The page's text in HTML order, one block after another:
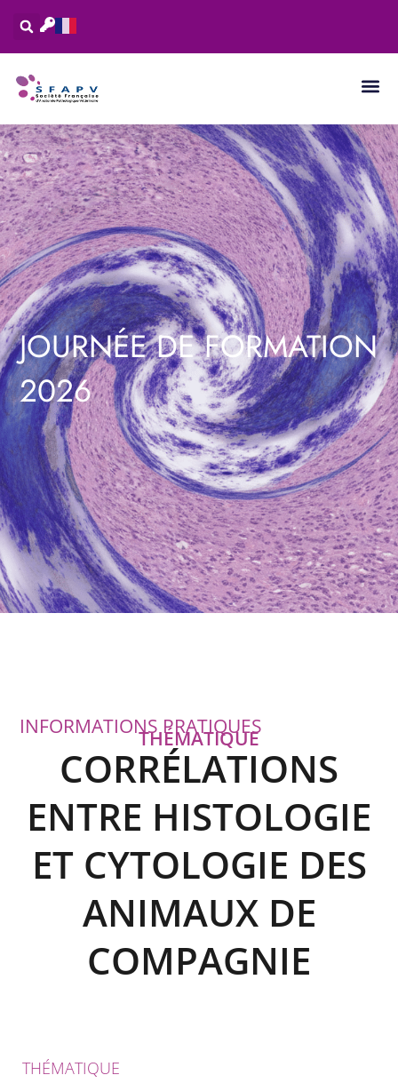
JOURNÉE DE FORMATION
2026
INFORMATIONS PRATIQUES
THÉMATIQUE
CORRÉLATIONS
ENTRE HISTOLOGIE
ET CYTOLOGIE DES
ANIMAUX DE
COMPAGNIE
THÉMATIQUE